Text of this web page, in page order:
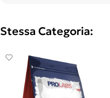
Stessa Categoria: